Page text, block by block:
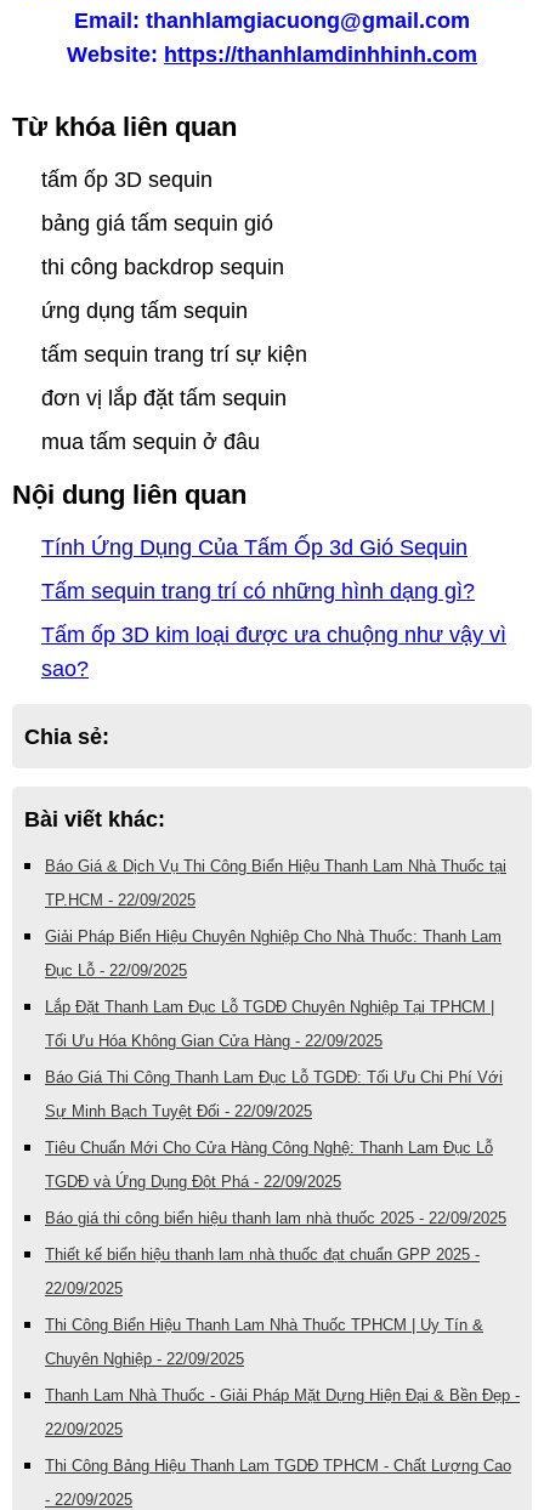
Email: thanhlamgiacuong@gmail.com
Website: https://thanhlamdinhhinh.com
Từ khóa liên quan
tấm ốp 3D sequin
bảng giá tấm sequin gió
thi công backdrop sequin
ứng dụng tấm sequin
tấm sequin trang trí sự kiện
đơn vị lắp đặt tấm sequin
mua tấm sequin ở đâu
Nội dung liên quan
Tính Ứng Dụng Của Tấm Ốp 3d Gió Sequin
Tấm sequin trang trí có những hình dạng gì?
Tấm ốp 3D kim loại được ưa chuộng như vậy vì
sao?
Chia sẻ:
Bài viết khác:
Báo Giá & Dịch Vụ Thi Công Biển Hiệu Thanh Lam Nhà Thuốc tại
TP.HCM - 22/09/2025
Giải Pháp Biển Hiệu Chuyên Nghiệp Cho Nhà Thuốc: Thanh Lam
Đục Lỗ - 22/09/2025
Lắp Đặt Thanh Lam Đục Lỗ TGDĐ Chuyên Nghiệp Tại TPHCM |
Tối Ưu Hóa Không Gian Cửa Hàng - 22/09/2025
Báo Giá Thi Công Thanh Lam Đục Lỗ TGDĐ: Tối Ưu Chi Phí Với
Sự Minh Bạch Tuyệt Đối - 22/09/2025
Tiêu Chuẩn Mới Cho Cửa Hàng Công Nghệ: Thanh Lam Đục Lỗ
TGDĐ và Ứng Dụng Đột Phá - 22/09/2025
Báo giá thi công biển hiệu thanh lam nhà thuốc 2025 - 22/09/2025
Thiết kế biển hiệu thanh lam nhà thuốc đạt chuẩn GPP 2025 -
22/09/2025
Thi Công Biển Hiệu Thanh Lam Nhà Thuốc TPHCM | Uy Tín &
Chuyên Nghiệp - 22/09/2025
Thanh Lam Nhà Thuốc - Giải Pháp Mặt Dựng Hiện Đại & Bền Đẹp -
22/09/2025
Thi Công Bảng Hiệu Thanh Lam TGDĐ TPHCM - Chất Lượng Cao
- 22/09/2025